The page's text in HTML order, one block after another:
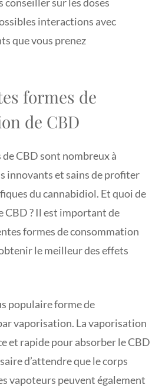
interactions avec
que vous prenez
formes de
de CBD
CBD sont nombreux à
innovants et sains de profiter
du cannabidiol. Et quoi de
CBD ? Il est important de
formes de consommation
le meilleur des effets
populaire forme de
vaporisation. La vaporisation
et rapide pour absorber le CBD
d’attendre que le corps
vapoteurs peuvent également